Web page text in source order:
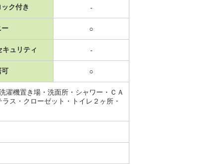
ク付き -
ー ○
キュリティ -
可 ○
濯機置き場・洗面所・シャワー・ＣＡ
ス・クローゼット・トイレ２ヶ所・